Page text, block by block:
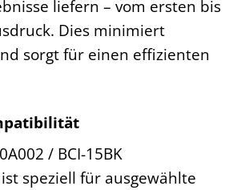
liefern – vom ersten bis
Dies minimiert
sorgt für einen effizienten
/ BCI-15BK
speziell für ausgewählte